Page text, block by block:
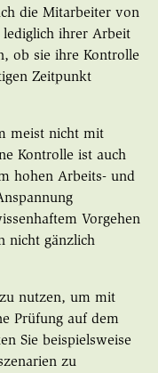
die Mitarbeiter von
lediglich ihrer Arbeit
ob sie ihre Kontrolle
Zeitpunkt
meist nicht mit
Kontrolle ist auch
hohen Arbeits- und
Vorgehen
nicht gänzlich
nutzen, um mit
Prüfung auf dem
Sie beispielsweise
zu